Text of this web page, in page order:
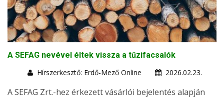
A SEFAG nevével éltek vissza a tűzifacsalók
Hírszerkesztő: Erdő-Mező Online
2026.02.23.
A SEFAG Zrt.-hez érkezett vásárlói bejelentés alapján